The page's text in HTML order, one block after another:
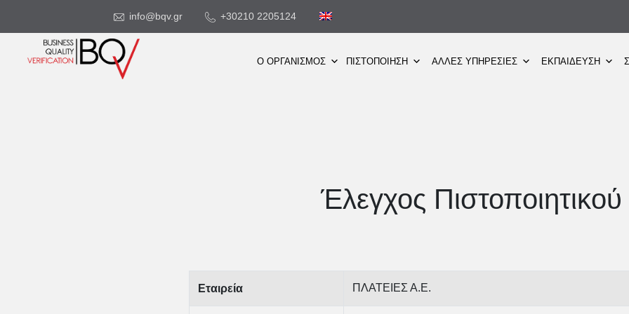
info@bqv.gr +30210 2205124
Ο ΟΡΓΑΝΙΣΜΟΣ ΠΙΣΤΟΠΟΙΗΣΗ ΑΛΛΕΣ ΥΠΗΡΕΣΙΕΣ ΕΚΠΑΙΔΕΥΣΗ
Έλεγχος Πιστοποιητικού
Εταιρεία ΠΛΑΤΕΙΕΣ Α.Ε.